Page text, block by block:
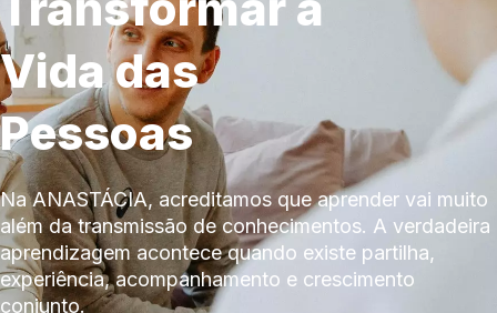
Vida das
Pessoas
Na ANASTÁCIA, acreditamos que aprender vai muito
além da transmissão de conhecimentos. A verdadeira
aprendizagem acontece quando existe partilha,
experiência, acompanhamento e crescimento
conjunto.